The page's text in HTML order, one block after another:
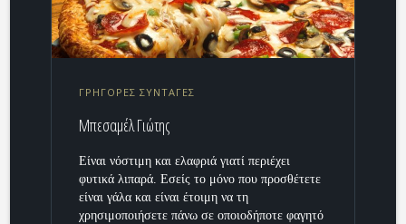
ΓΡΗΓΟΡΕΣ ΣΥΝΤΑΓΕΣ
Μπεσαμέλ Γιώτης
Είναι νόστιμη και ελαφριά γιατί περιέχει
φυτικά λιπαρά. Εσείς το μόνο που προσθέτετε
είναι γάλα και είναι έτοιμη να τη
χρησιμοποιήσετε πάνω σε οποιοδήποτε φαγητό